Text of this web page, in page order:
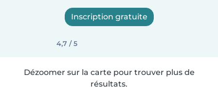
Inscription gratuite
4,7 / 5
Dézoomer sur la carte pour trouver plus de
résultats.